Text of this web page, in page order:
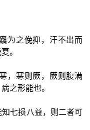
为之俛抑，汗不出而
。
，寒则厥，厥则腹满
之形能也。
七损八益，则二者可